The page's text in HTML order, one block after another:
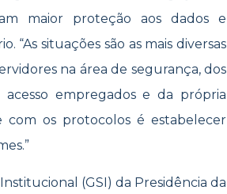
maior proteção aos dados e
“As situações são as mais diversas
na área de segurança, dos
empregados e da própria
os protocolos é estabelecer
(GSI) da Presidência da